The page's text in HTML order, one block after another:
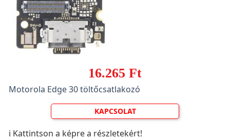
16.265 Ft
Motorola Edge 30 töltőcsatlakozó
KAPCSOLAT
ℹ️ Kattintson a képre a részletekért!